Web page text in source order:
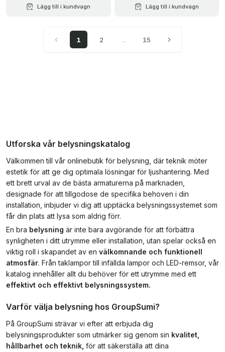
Lägg till i kundvagn Lägg till i kundvagn
1 2 ... 15
Utforska vår belysningskatalog
Välkommen till vår onlinebutik för belysning, där teknik möter
estetik för att ge dig optimala lösningar för ljushantering. Med
ett brett urval av de bästa armaturerna på marknaden,
designade för att tillgodose de specifika behoven i din
installation, inbjuder vi dig att upptäcka belysningssystemet som
får din plats att lysa som aldrig förr.
En bra belysning är inte bara avgörande för att förbättra
synligheten i ditt utrymme eller installation, utan spelar också en
viktig roll i skapandet av en välkomnande och funktionell
atmosfär. Från taklampor till infällda lampor och LED-remsor, vår
katalog innehåller allt du behöver för ett utrymme med ett
effektivt och effektivt belysningssystem.
Varför välja belysning hos GroupSumi?
På GroupSumi strävar vi efter att erbjuda dig
belysningsprodukter som utmärker sig genom sin kvalitet,
hållbarhet och teknik, för att säkerställa att dina